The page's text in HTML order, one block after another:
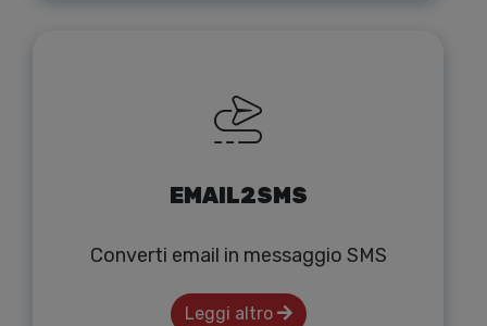
EMAIL2SMS
Converti email in messaggio SMS
Leggi altro